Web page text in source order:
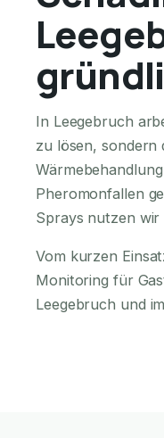
In Leegebruch
zu lösen, sondern
Pheromonfallen
Sprays nutzen wir
Vom kurzen
Monitoring für
Leegebruch und